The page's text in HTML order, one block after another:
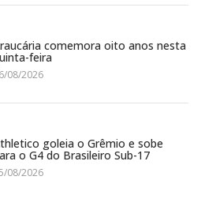
comemora oito anos nesta
feira
08/2026
goleia o Grêmio e sobe
o G4 do Brasileiro Sub-17
08/2026